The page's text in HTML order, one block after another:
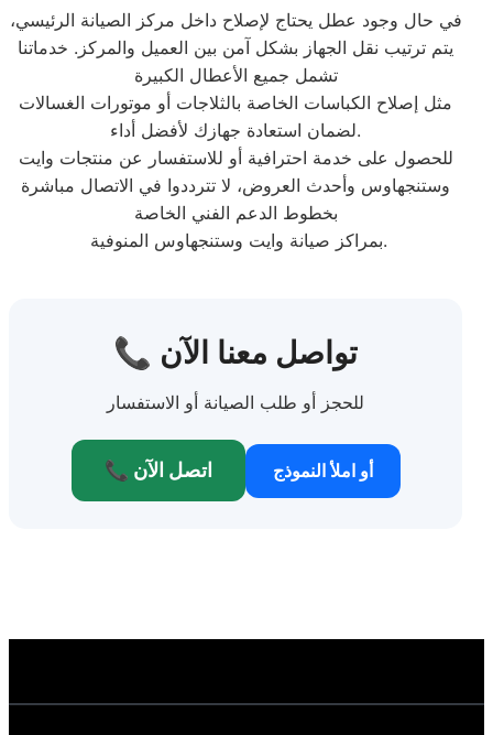
في حال وجود عطل يحتاج لإصلاح داخل مركز الصيانة الرئيسي،
يتم ترتيب نقل الجهاز بشكل آمن بين العميل والمركز. خدماتنا
تشمل جميع الأعطال الكبيرة
مثل إصلاح الكباسات الخاصة بالثلاجات أو موتورات الغسالات
لضمان استعادة جهازك لأفضل أداء.
للحصول على خدمة احترافية أو للاستفسار عن منتجات وايت
وستنجهاوس وأحدث العروض، لا تترددوا في الاتصال مباشرة
بخطوط الدعم الفني الخاصة
بمراكز صيانة وايت وستنجهاوس المنوفية.
📞 تواصل معنا الآن
للحجز أو طلب الصيانة أو الاستفسار
📞 اتصل الآن أو املأ النموذج